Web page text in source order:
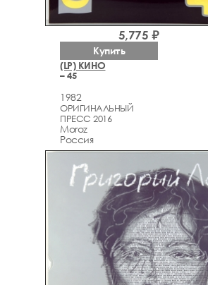
(LP) КИНО
– 45
1982
ОРИГИНАЛЬНЫЙ
ПРЕСС 2016
Moroz
Россия
5,775 ₽
Купить